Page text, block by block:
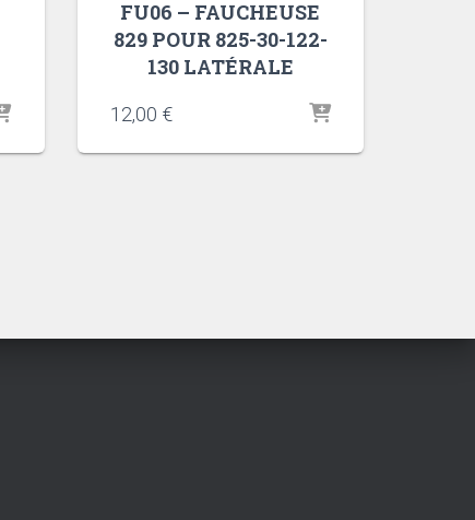
FU06 – FAUCHEUSE
829 POUR 825-30-122-
130 LATÉRALE
12,00 €